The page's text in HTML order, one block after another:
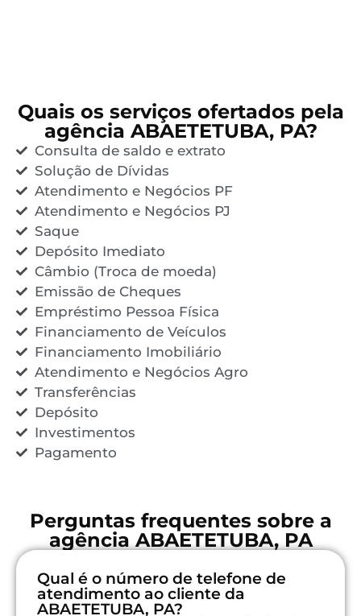
Quais os serviços ofertados pela
agência ABAETETUBA, PA?
Consulta de saldo e extrato
Solução de Dívidas
Atendimento e Negócios PF
Atendimento e Negócios PJ
Saque
Depósito Imediato
Câmbio (Troca de moeda)
Emissão de Cheques
Empréstimo Pessoa Física
Financiamento de Veículos
Financiamento Imobiliário
Atendimento e Negócios Agro
Transferências
Depósito
Investimentos
Pagamento
Perguntas frequentes sobre a
agência ABAETETUBA, PA
Qual é o número de telefone de
atendimento ao cliente da
ABAETETUBA, PA?